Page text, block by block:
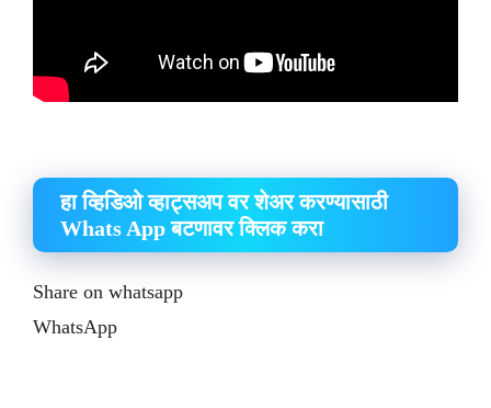
हा व्हिडिओ व्हाट्सअप वर शेअर करण्यासाठी
Whats App बटणावर क्लिक करा
Share on whatsapp
WhatsApp